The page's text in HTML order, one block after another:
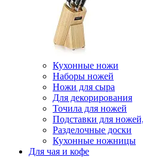
Кухонные ножи
Наборы ножей
Ножи для сыра
Для декорирования
Точила для ножей
Подставки для
Разделочные доски
Кухонные ножницы
Для чая и кофе